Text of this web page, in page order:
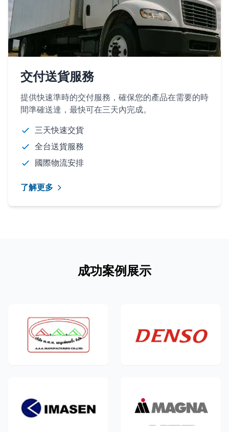
交付送貨服務
提供快速準時的交付服務，確保您的產品在需要的時
間準確送達，最快可在三天內完成。
三天快速交貨
全台送貨服務
國際物流安排
了解更多
成功案例展示